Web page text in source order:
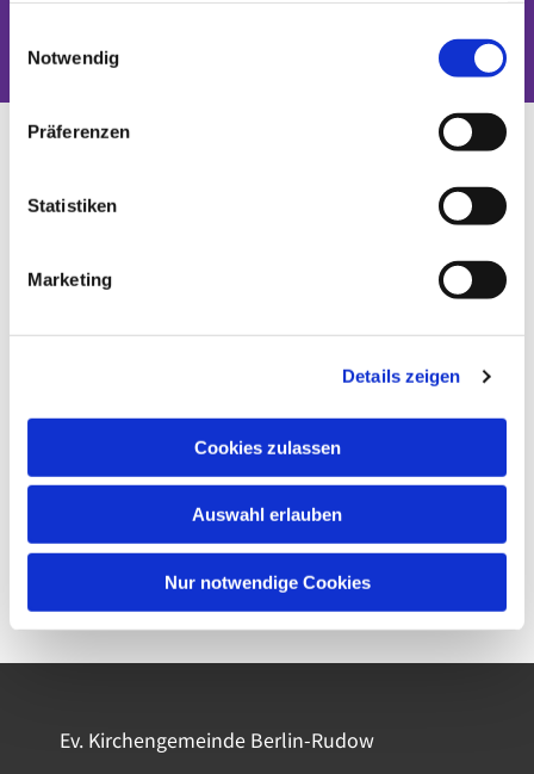
Notwendig
Präferenzen
Statistiken
Marketing
Details zeigen
Cookies zulassen
Auswahl erlauben
Nur notwendige Cookies
Dies könnte Sie auch interessieren
Ev. Kirchengemeinde Berlin-Rudow